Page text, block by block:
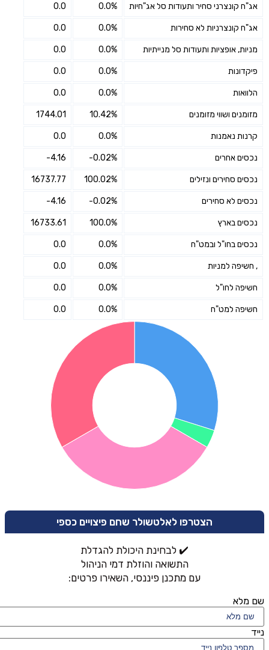
אג"ח קונצרני סחיר ותעודות סל אג"חיות 0.0%
0.0
אג"ח קונצרניות לא סחירות 0.0%
0.0
מניות, אופציות ותעודות סל מנייתיות 0.0%
0.0
פיקדונות 0.0%
0.0
הלוואות 0.0%
0.0
מזומנים ושווי מזומנים 10.42%
1744.01
קרנות נאמנות 0.0%
0.0
נכסים אחרים -0.02%
-4.16
נכסים סחירים ונזילים 100.02%
16737.77
נכסים לא סחירים -0.02%
-4.16
נכסים בארץ 100.0%
16733.61
נכסים בחו"ל ובמט"ח 0.0%
0.0
, חשיפה למניות 0.0%
0.0
חשיפה לחו"ל 0.0%
0.0
חשיפה למט"ח 0.0%
0.0
הצטרפו לאלטשולר שחם פיצויים כספי
✔️ לבחינת היכולת להגדלת
התשואה והוזלת דמי הניהול
עם מתכנן פיננסי, השאירו פרטים:
שם מלא
נייד